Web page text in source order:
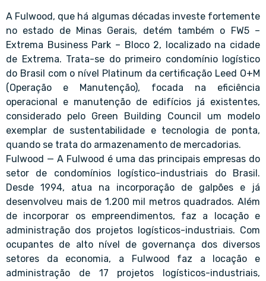
A Fulwood, que há algumas décadas investe fortemente
no estado de Minas Gerais, detém também o FW5 –
Extrema Business Park – Bloco 2, localizado na cidade
de Extrema. Trata-se do primeiro condomínio logístico
do Brasil com o nível Platinum da certificação Leed O+M
(Operação e Manutenção), focada na eficiência
operacional e manutenção de edifícios já existentes,
considerado pelo Green Building Council um modelo
exemplar de sustentabilidade e tecnologia de ponta,
quando se trata do armazenamento de mercadorias.
Fulwood — A Fulwood é uma das principais empresas do
setor de condomínios logístico-industriais do Brasil.
Desde 1994, atua na incorporação de galpões e já
desenvolveu mais de 1.200 mil metros quadrados. Além
de incorporar os empreendimentos, faz a locação e
administração dos projetos logísticos-industriais. Com
ocupantes de alto nível de governança dos diversos
setores da economia, a Fulwood faz a locação e
administração de 17 projetos logísticos-industriais,